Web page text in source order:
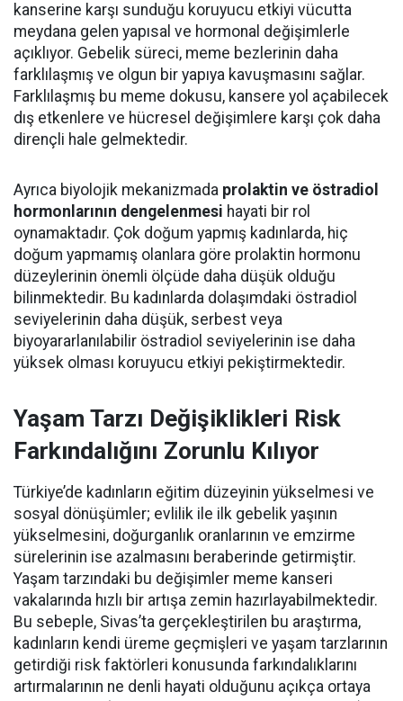
kanserine karşı sunduğu koruyucu etkiyi vücutta
meydana gelen yapısal ve hormonal değişimlerle
açıklıyor. Gebelik süreci, meme bezlerinin daha
farklılaşmış ve olgun bir yapıya kavuşmasını sağlar.
Farklılaşmış bu meme dokusu, kansere yol açabilecek
dış etkenlere ve hücresel değişimlere karşı çok daha
dirençli hale gelmektedir.
Ayrıca biyolojik mekanizmada prolaktin ve östradiol
hormonlarının dengelenmesi hayati bir rol
oynamaktadır. Çok doğum yapmış kadınlarda, hiç
doğum yapmamış olanlara göre prolaktin hormonu
düzeylerinin önemli ölçüde daha düşük olduğu
bilinmektedir. Bu kadınlarda dolaşımdaki östradiol
seviyelerinin daha düşük, serbest veya
biyoyararlanılabilir östradiol seviyelerinin ise daha
yüksek olması koruyucu etkiyi pekiştirmektedir.
Yaşam Tarzı Değişiklikleri Risk
Farkındalığını Zorunlu Kılıyor
Türkiye’de kadınların eğitim düzeyinin yükselmesi ve
sosyal dönüşümler; evlilik ile ilk gebelik yaşının
yükselmesini, doğurganlık oranlarının ve emzirme
sürelerinin ise azalmasını beraberinde getirmiştir.
Yaşam tarzındaki bu değişimler meme kanseri
vakalarında hızlı bir artışa zemin hazırlayabilmektedir.
Bu sebeple, Sivas’ta gerçekleştirilen bu araştırma,
kadınların kendi üreme geçmişleri ve yaşam tarzlarının
getirdiği risk faktörleri konusunda farkındalıklarını
artırmalarının ne denli hayati olduğunu açıkça ortaya